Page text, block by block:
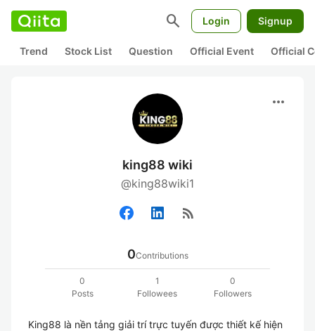
search Login Signup
Trend Stock List Question Official Event Official
more_horiz
king88 wiki
@king88wiki1
rss_feed
0Contributions
0
Posts
1
Followees
0
Followers
King88 là nền tảng giải trí trực tuyến được thiết kế hiện